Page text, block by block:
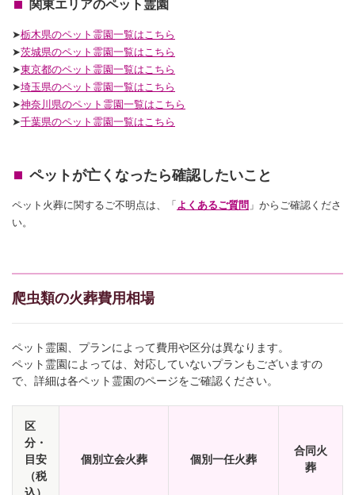
関東エリアのペット霊園
➤栃木県のペット霊園一覧はこちら
➤茨城県のペット霊園一覧はこちら
➤東京都のペット霊園一覧はこちら
➤埼玉県のペット霊園一覧はこちら
➤神奈川県のペット霊園一覧はこちら
➤千葉県のペット霊園一覧はこちら
ペットが亡くなったら確認したいこと
ペット火葬に関するご不明点は、「 よくあるご質問 」からご確認くださ
い。
爬虫類の火葬費用相場
ペット霊園、プランによって費用や区分は異なります。
ペット霊園によっては、対応していないプランもございますの
で、詳細は各ペット霊園のページをご確認ください。
区
分・
目安
（税
個別立会火葬 個別一任火葬
合同火
葬